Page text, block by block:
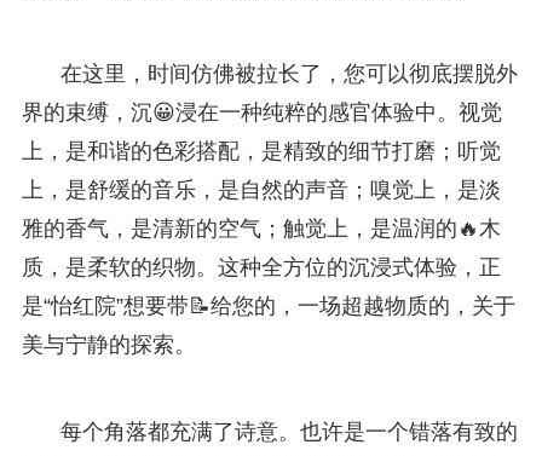
在这里，时间仿佛被拉长了，您可以彻底摆脱外
界的束缚，沉😀浸在一种纯粹的感官体验中。视觉
上，是和谐的色彩搭配，是精致的细节打磨；听觉
上，是舒缓的音乐，是自然的声音；嗅觉上，是淡
雅的香气，是清新的空气；触觉上，是温润的🔥木
质，是柔软的织物。这种全方位的沉浸式体验，正
是“怡红院”想要带📝给您的，一场超越物质的，关于
美与宁静的探索。
每个角落都充满了诗意。也许是一个错落有致的